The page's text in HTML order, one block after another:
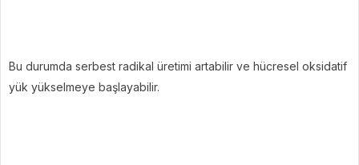
Bu durumda serbest radikal üretimi artabilir ve hücresel oksidatif
yük yükselmeye başlayabilir.